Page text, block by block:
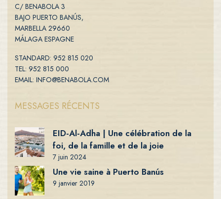
C/ BENABOLA 3
BAJO PUERTO BANÚS,
MARBELLA 29660
MÁLAGA ESPAGNE
STANDARD: 952 815 020
TEL: 952 815 000
EMAIL: INFO@BENABOLA.COM
MESSAGES RÉCENTS
EID-Al-Adha | Une célébration de la
foi, de la famille et de la joie
7 juin 2024
Une vie saine à Puerto Banús
9 janvier 2019